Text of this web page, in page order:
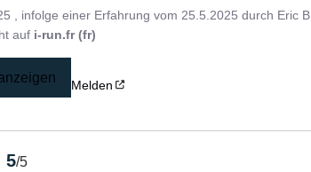
, infolge einer Erfahrung vom 25.5.2025 durch Eric B.
auf i-run.fr (fr)
Melden
5/5